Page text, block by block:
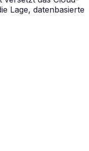
Lage, datenbasierte